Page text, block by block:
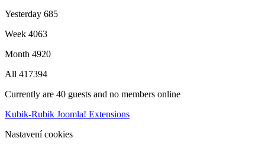
Yesterday 685
Week 4063
Month 4920
All 417394
Currently are 40 guests and no members online
Kubik-Rubik Joomla! Extensions
Nastavení cookies